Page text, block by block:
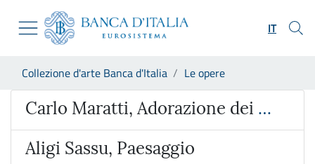
Skip to Main Content
Vai al sito istituzionale
Vai al menu di navigazione
Vai alla ricerca
Vai al footer
IT
Collezione d'arte Banca d'Italia Le opere
Opera
Carlo Maratti, Adorazione dei Magi
Aligi Sassu, Paesaggio